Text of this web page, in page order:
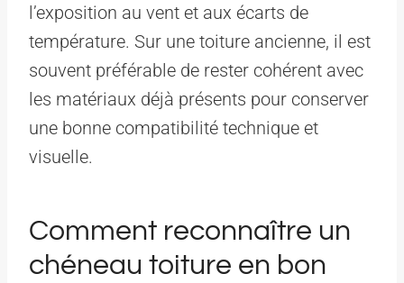
l’exposition au vent et aux écarts de
température. Sur une toiture ancienne, il est
souvent préférable de rester cohérent avec
les matériaux déjà présents pour conserver
une bonne compatibilité technique et
visuelle.
Comment reconnaître un
chéneau toiture en bon